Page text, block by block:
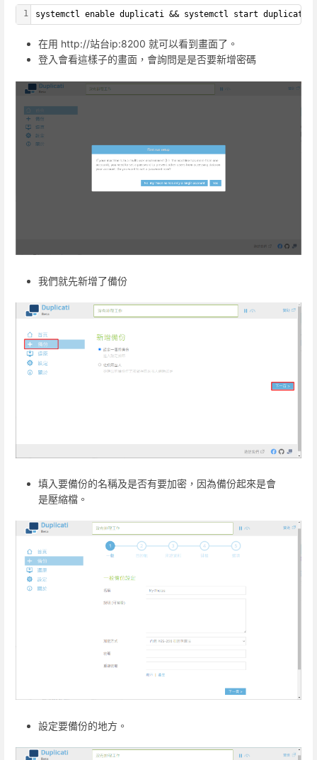
1 systemctl enable duplicati && systemctl start duplicati
在用 http://站台ip:8200 就可以看到畫面了。
登入會看這樣子的畫面，會詢問是是否要新增密碼
我們就先新增了備份
填入要備份的名稱及是否有要加密，因為備份起來是會
是壓縮檔。
設定要備份的地方。